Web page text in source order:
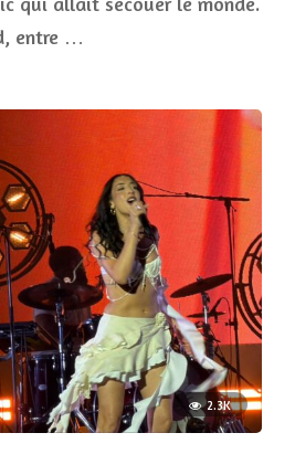
entre …
2.3K